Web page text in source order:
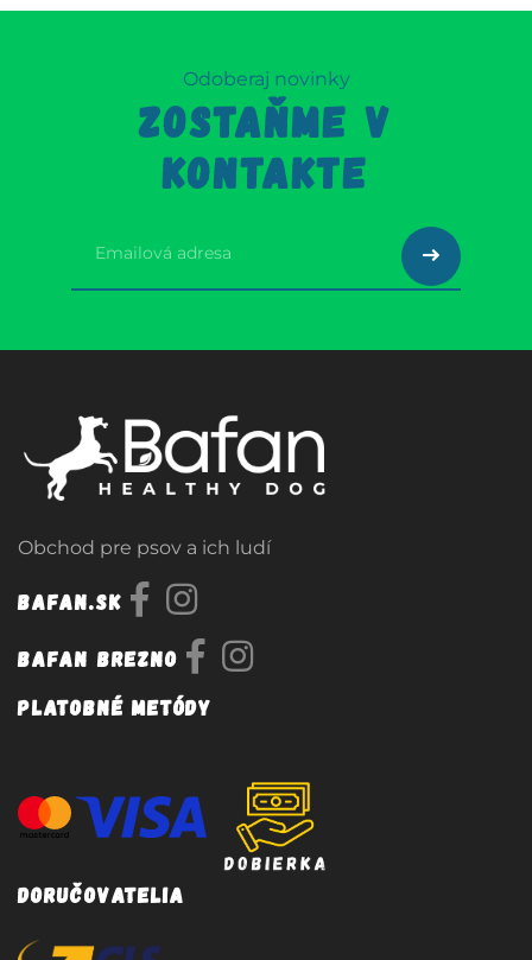
Odoberaj novinky
ZOSTAŇME V
KONTAKTE
Obchod pre psov a ich ludí
Bafan.sk
Bafan Brezno
Platobné metódy
Doručovatelia